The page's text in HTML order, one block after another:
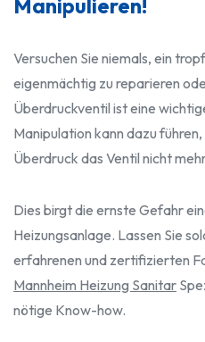
Manipulieren!
Versuchen Sie niemals, ein
eigenmächtig zu reparieren
Überdruckventil ist eine
Manipulation kann dazu
Überdruck das Ventil nicht
Dies birgt die ernste Gefahr
Heizungsanlage. Lassen Sie
erfahrenen und zertifizierten
Mannheim Heizung Sanitar
nötige Know-how.